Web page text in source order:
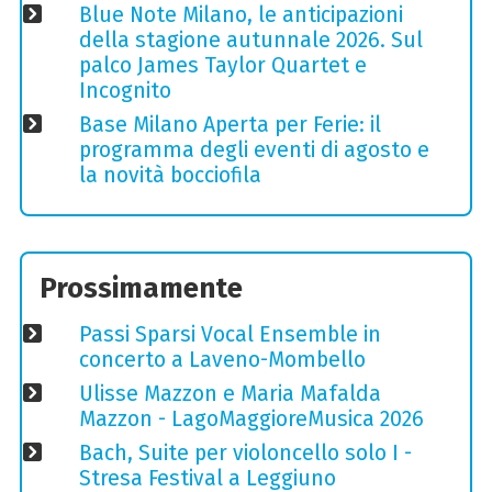
Blue Note Milano, le anticipazioni
della stagione autunnale 2026. Sul
palco James Taylor Quartet e
Incognito
Base Milano Aperta per Ferie: il
programma degli eventi di agosto e
la novità bocciofila
Prossimamente
Passi Sparsi Vocal Ensemble in
concerto a Laveno-Mombello
Ulisse Mazzon e Maria Mafalda
Mazzon - LagoMaggioreMusica 2026
Bach, Suite per violoncello solo I -
Stresa Festival a Leggiuno